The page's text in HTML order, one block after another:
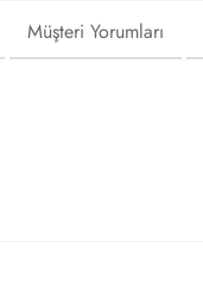
Müşteri Yorumları